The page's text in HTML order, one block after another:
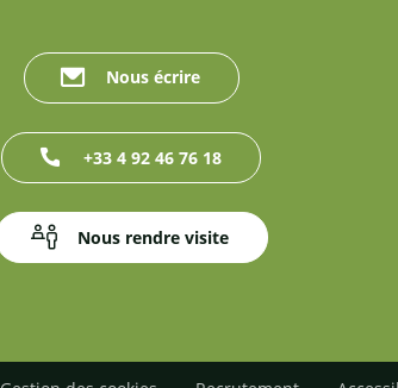
Nous écrire
+33 4 92 46 76 18
Nous rendre visite